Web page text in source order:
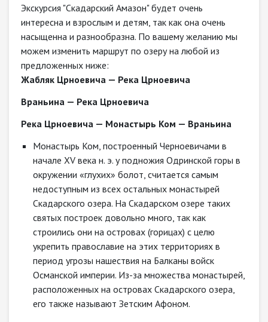
Экскурсия "Скадарский Амазон" будет очень
интересна и взрослым и детям, так как она очень
насыщенна и разнообразна. По вашему желанию мы
можем изменить маршрут по озеру на любой из
предложенных ниже:
Жабляк Црноевича — Река Црноевича
Враньина — Река Црноевича
Река Црноевича — Монастырь Ком — Враньина
Монастырь Ком, построенный Черноевичами в
начале XV века н. э. у подножия Одринской горы в
окружении «глухих» болот, считается самым
недоступным из всех остальных монастырей
Скадарского озера. На Скадарском озере таких
святых построек довольно много, так как
строились они на островах (горицах) с целю
укрепить православие на этих территориях в
период угрозы нашествия на Балканы войск
Османской империи. Из-за множества монастырей,
расположенных на островах Скадарского озера,
его также называют Зетским Афоном.